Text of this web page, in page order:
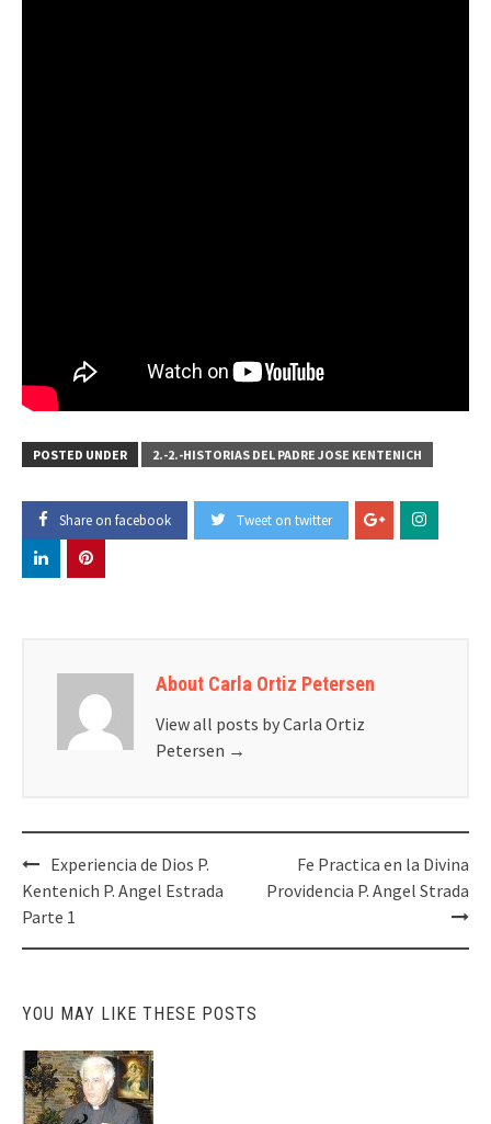
POSTED UNDER 2.-2.-HISTORIAS DEL PADRE JOSE KENTENICH
Share on facebook Tweet on twitter
About Carla Ortiz Petersen
View all posts by Carla Ortiz
Petersen →
Post
navigation
Experiencia de Dios P.
Kentenich P. Angel Estrada
Parte 1
Fe Practica en la Divina
Providencia P. Angel Strada
YOU MAY LIKE THESE POSTS